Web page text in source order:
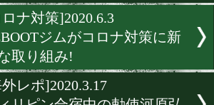
パワーアップ!
[合同スパー]2020.6.26
8.31 A-SING BOXING出場
が合同スパー!